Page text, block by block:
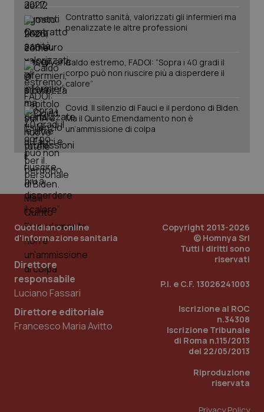
Contratto sanità, valorizzati gli infermieri ma
penalizzate le altre professioni
Caldo estremo, FADOI: “Sopra i 40 gradi il
corpo può non riuscire più a disperdere il
calore”
Covid. Il silenzio di Fauci e il perdono di Biden.
Ma il Quinto Emendamento non è
un’ammissione di colpa
Quotidiano online
d'informazione sanitaria
Direttore
responsabile
Luciano Fassari
Direttore editoriale
Francesco Maria Avitto
Copyright 2013-2026
© Homnya Srl
Tutti i diritti sono
riservati
P.I. e C.F. 13026241003
Iscrizione al ROC
n.34308
Iscrizione Tribunale
di Roma n.115/2013
del 22/05/2013
Riproduzione
riservata
PHPSESSID
PHP.net
www.quotidianosanita.it
_ga_KM60CM4NPH .quotidianosanita.it
1
mese